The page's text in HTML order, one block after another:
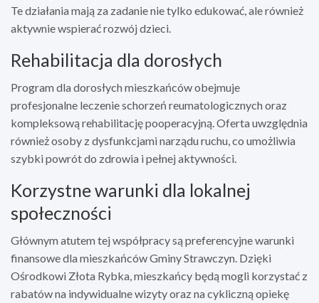
Te działania mają za zadanie nie tylko edukować, ale również
aktywnie wspierać rozwój dzieci.
Rehabilitacja dla dorosłych
Program dla dorosłych mieszkańców obejmuje
profesjonalne leczenie schorzeń reumatologicznych oraz
kompleksową rehabilitację pooperacyjną. Oferta uwzględnia
również osoby z dysfunkcjami narządu ruchu, co umożliwia
szybki powrót do zdrowia i pełnej aktywności.
Korzystne warunki dla lokalnej
społeczności
Głównym atutem tej współpracy są preferencyjne warunki
finansowe dla mieszkańców Gminy Strawczyn. Dzięki
Ośrodkowi Złota Rybka, mieszkańcy będą mogli korzystać z
rabatów na indywidualne wizyty oraz na cykliczną opiekę